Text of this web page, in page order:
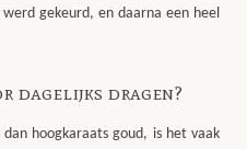
gekeurd, en daarna een heel
dagelijks dragen?
hoogkaraats goud, is het vaak